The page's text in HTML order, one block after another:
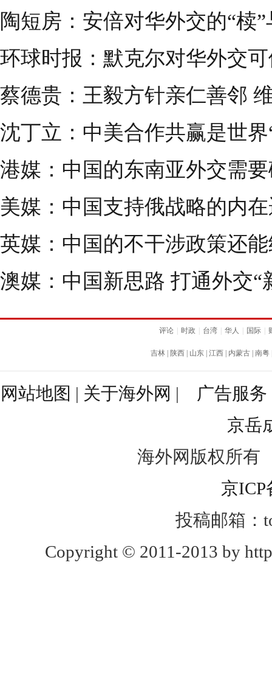
陶短房：安倍对华外交的“椟”
环球时报：默克尔对华外交
蔡德贵：王毅方针亲仁善邻
沈丁立：中美合作共赢是世界
港媒：中国的东南亚外交需
美媒：中国支持俄战略的内
英媒：中国的不干涉政策还
澳媒：中国新思路 打通外交“
评论 时政 台湾 华人 国际
吉林 陕西 山东 江西 内蒙古 南粤
网站地图 | 关于海外网 | 广告服务
京岳
海外网版权所有
京ICP
投稿邮箱：
Copyright © 2011-2013 by